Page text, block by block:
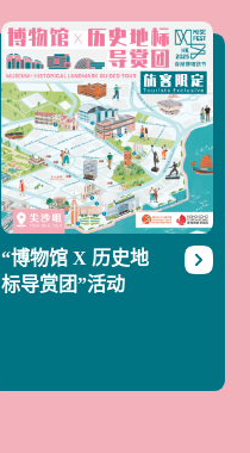
“博物馆 X 历史地
标导赏团”活动